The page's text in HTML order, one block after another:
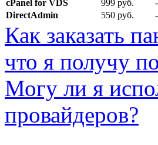
cPanel for VDS
999 руб. -
DirectAdmin
550 руб. -
Как заказать
что я получу
Могу ли я
провайдеров?